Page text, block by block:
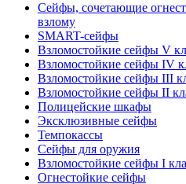
Сейфы, сочетающие
взлому
SMART-сейфы
Взломостойкие сейфы V
Взломостойкие сейфы IV
Взломостойкие сейфы III
Взломостойкие сейфы II
Полицейские шкафы
Эксклюзивные сейфы
Темпокассы
Сейфы для оружия
Взломостойкие сейфы I
Огнестойкие сейфы